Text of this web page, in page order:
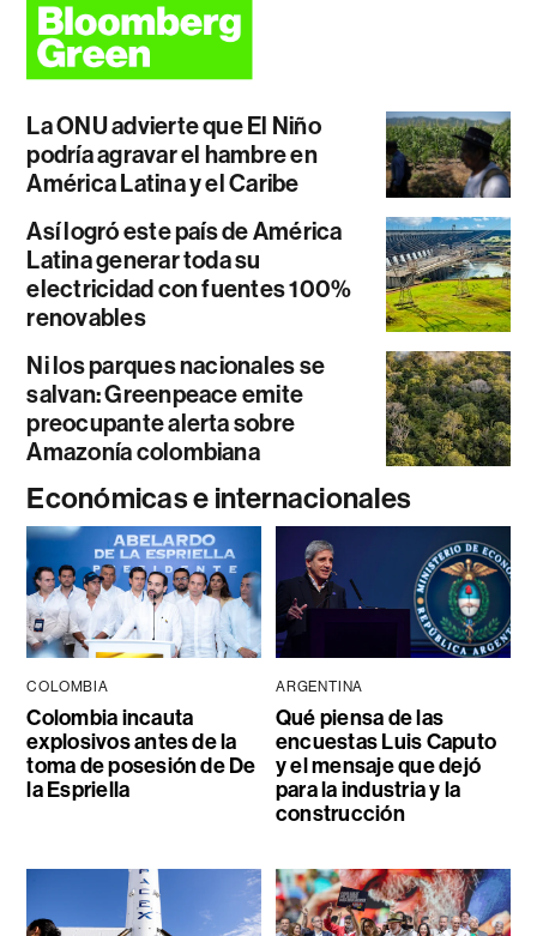
La ONU advierte que El Niño
podría agravar el hambre en
América Latina y el Caribe
Así logró este país de América
Latina generar toda su
electricidad con fuentes 100%
renovables
Ni los parques nacionales se
salvan: Greenpeace emite
preocupante alerta sobre
Amazonía colombiana
Económicas e internacionales
COLOMBIA
Colombia incauta
explosivos antes de la
toma de posesión de De
la Espriella
ARGENTINA
Qué piensa de las
encuestas Luis Caputo
y el mensaje que dejó
para la industria y la
construcción